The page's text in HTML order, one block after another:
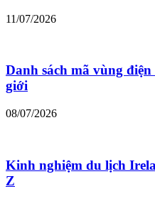
11/07/2026
Danh sách mã vùng
giới
08/07/2026
Kinh nghiệm du lịch
Z